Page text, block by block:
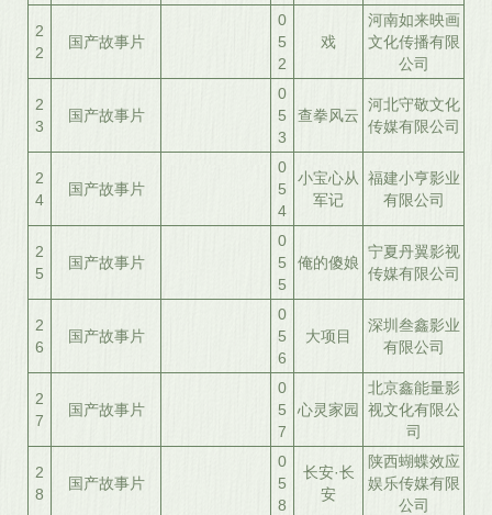
2
2
国产故事片
0
5
2
戏
河南如来映画
文化传播有限
公司
2
3
国产故事片
0
5
3
查拳风云
河北守敬文化
传媒有限公司
2
4
国产故事片
0
5
4
小宝心从
军记
福建小亨影业
有限公司
2
5
国产故事片
0
5
5
俺的傻娘
宁夏丹翼影视
传媒有限公司
2
6
国产故事片
0
5
6
大项目
深圳叁鑫影业
有限公司
2
7
国产故事片
0
5
7
心灵家园
北京鑫能量影
视文化有限公
司
2
8
国产故事片
0
5
8
长安·长
安
陕西蝴蝶效应
娱乐传媒有限
公司